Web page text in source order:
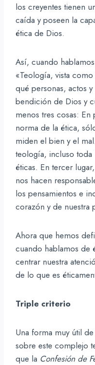
los creyentes tienen
caída y poseen la
ética de Dios.
Así, cuando
«Teología, vista
qué personas, actos
bendición de Dios y
menos tres cosas:
norma de la ética,
miden el bien y el
teología, incluso toda
éticas. En tercer
nos hacen
los pensamientos e
corazón y de nuestra
Ahora que hemos
cuando hablamos de
centrar nuestra
de lo que es
Triple criterio
Una forma muy útil
sobre este complejo
que la Confesión de